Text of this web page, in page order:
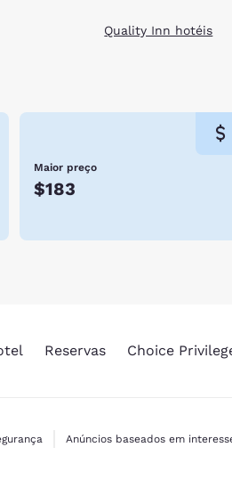
Quality Inn hotéis
Maior preço
$183
Reservas Choice
Anúncios baseados em